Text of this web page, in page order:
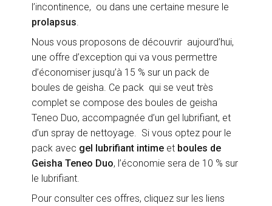
l’incontinence, ou dans une certaine mesure le
prolapsus
Nous vous proposons de découvrir aujourd’hui,
une offre d’exception qui va vous permettre
d’économiser jusqu’à 15 % sur un pack de
boules de geisha. Ce pack qui se veut très
complet se compose des boules de geisha
Teneo Duo, accompagnée d’un gel lubrifiant, et
d’un spray de nettoyage. Si vous optez pour le
pack avec gel lubrifiant intime et boules de
Geisha Teneo Duo, l’économie sera de 10 % sur
le lubrifiant.
Pour consulter ces offres, cliquez sur les liens